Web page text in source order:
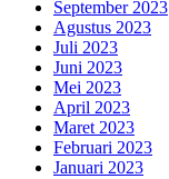
September 2023
Agustus 2023
Juli 2023
Juni 2023
Mei 2023
April 2023
Maret 2023
Februari 2023
Januari 2023